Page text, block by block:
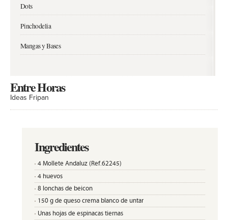
Dots
Pinchodelia
Mangas y Bases
Entre Horas
Ideas Fripan
Ingredientes
4 Mollete Andaluz (Ref.62245)
4 huevos
8 lonchas de beicon
150 g de queso crema blanco de untar
Unas hojas de espinacas tiernas